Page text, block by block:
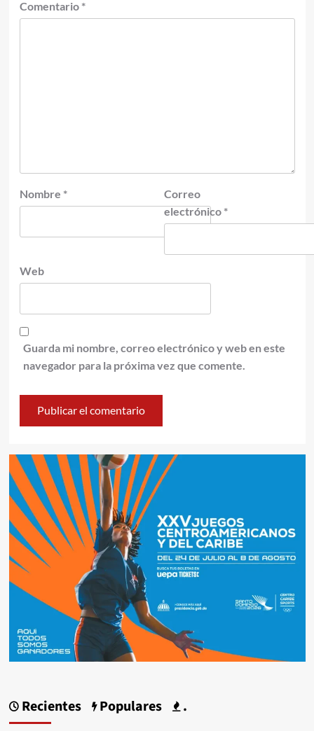
Comentario *
Nombre *
Correo
electrónico *
Web
Guarda mi nombre, correo electrónico y web en este
navegador para la próxima vez que comente.
Recientes Populares .